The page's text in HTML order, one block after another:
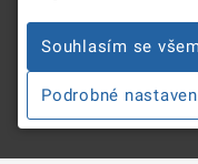
2026 © Digitální a
v souladu se zákonem č.
Verze 4.2.288
Souhlasím se
Podrobné